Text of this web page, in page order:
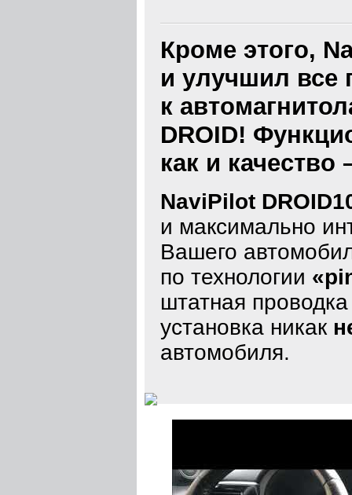
Кроме этого,
и улучшил все
к
DROID!
как и качество
NaviPilot
и максимально
Вашего
по технологии
штатная
установка никак
автомобиля.